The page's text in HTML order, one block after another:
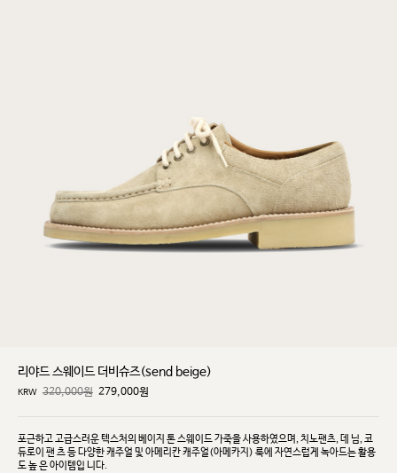
리야드 스웨이드 더비슈즈(send beige)
KRW 320,000원 279,000원
포근하고 고급스러운 텍스처의 베이지 톤 스웨이드 가죽을 사용하였으며, 치노팬츠, 데 님, 코
듀로이 팬 츠 등 다양한 캐주얼 및 아메리칸 캐주얼(아메카지) 룩에 자연스럽게 녹아드는 활용
도 높은 아이템입 니다.